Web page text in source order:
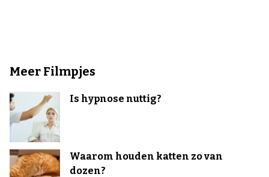
Meer Filmpjes
Is hypnose nuttig?
Waarom houden katten zo van
dozen?